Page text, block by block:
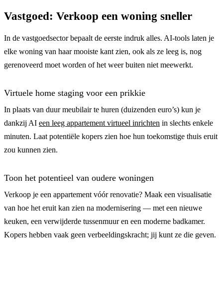
Vastgoed: Verkoop een woning sneller
In de vastgoedsector bepaalt de eerste indruk alles. AI-tools laten je
elke woning van haar mooiste kant zien, ook als ze leeg is, nog
gerenoveerd moet worden of het weer buiten niet meewerkt.
Virtuele home staging voor een prikkie
In plaats van duur meubilair te huren (duizenden euro’s) kun je
dankzij AI een leeg appartement virtueel inrichten in slechts enkele
minuten. Laat potentiële kopers zien hoe hun toekomstige thuis eruit
zou kunnen zien.
Toon het potentieel van oudere woningen
Verkoop je een appartement vóór renovatie? Maak een visualisatie
van hoe het eruit kan zien na modernisering — met een nieuwe
keuken, een verwijderde tussenmuur en een moderne badkamer.
Kopers hebben vaak geen verbeeldingskracht; jij kunt ze die geven.